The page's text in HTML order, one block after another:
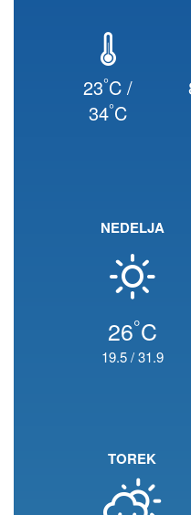
23°C /
34°C
NEDELJA
26°C
19.5/31.9
TOREK